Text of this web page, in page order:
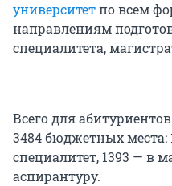
университетпо всем
направлениям
специалитета,
Всего для
3484 бюджетных места:
специалитет, 1393 — в
аспирантуру.